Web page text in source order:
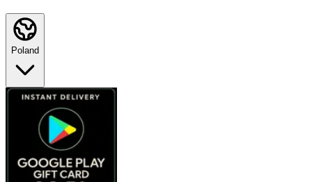
Poland